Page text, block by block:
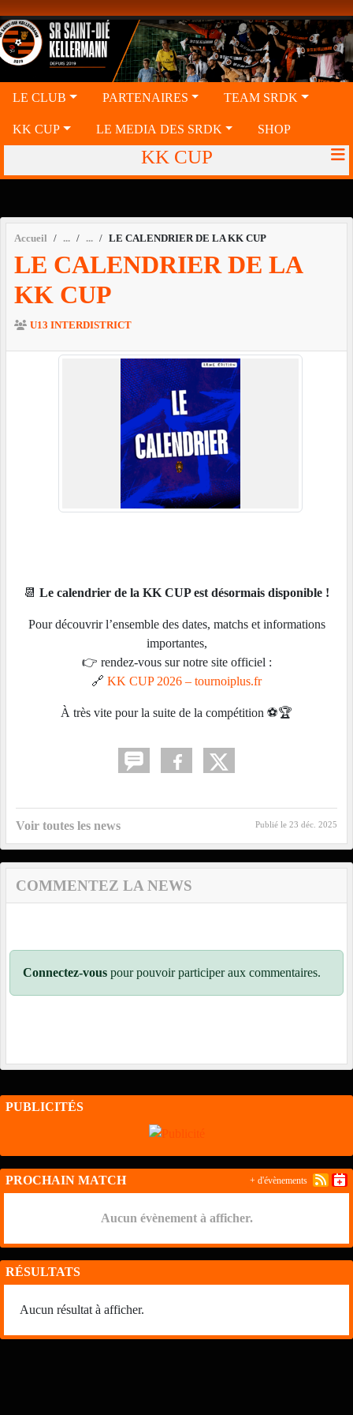
LE CLUB PARTENAIRES TEAM SRDK
KK CUP LE MEDIA DES SRDK SHOP
KK CUP
Accueil LE CALENDRIER DE LA KK CUP
LE CALENDRIER DE LA
KK CUP
U13 INTERDISTRICT
📆 Le calendrier de la KK CUP est désormais disponible !
Pour découvrir l’ensemble des dates, matchs et informations
importantes,
👉 rendez-vous sur notre site officiel :
🔗 KK CUP 2026 – tournoiplus.fr
À très vite pour la suite de la compétition ⚽🏆
Voir toutes les news Publié le 23 déc. 2025
COMMENTEZ LA NEWS
Connectez-vous pour pouvoir participer aux commentaires.
PUBLICITÉS
PROCHAIN MATCH
Aucun évènement à afficher.
+ d'évènements
RÉSULTATS
Aucun résultat à afficher.